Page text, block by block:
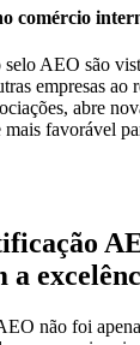
comércio
AEO são
empresas ao
abre
favorável
a
não foi